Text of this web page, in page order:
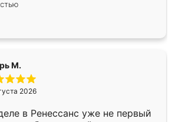
ответственностью. Собрали
работали аккуратно, даже
М.
2026
в Ренессанс уже не первый